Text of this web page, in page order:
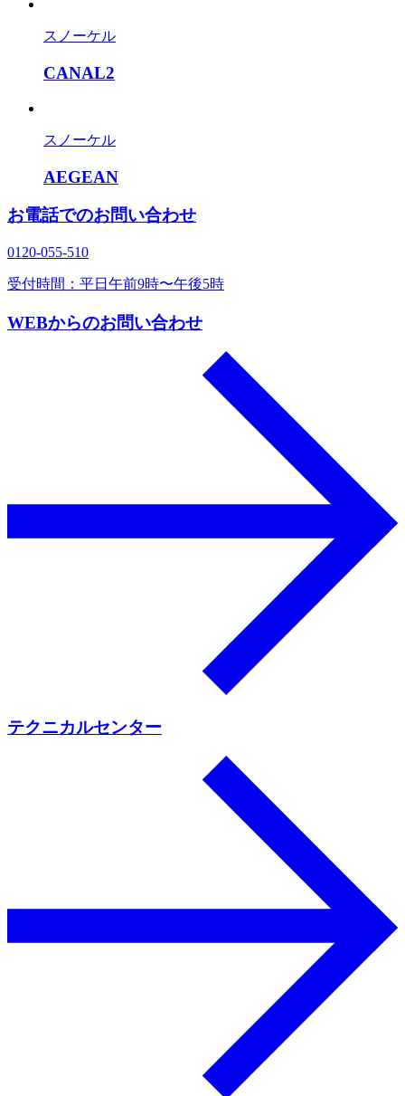
スノーケル
CANAL2
スノーケル
AEGEAN
お電話でのお問い合わせ
0120‐055‐510
受付時間：平日午前9時〜午後5時
WEBからのお問い合わせ
テクニカルセンター